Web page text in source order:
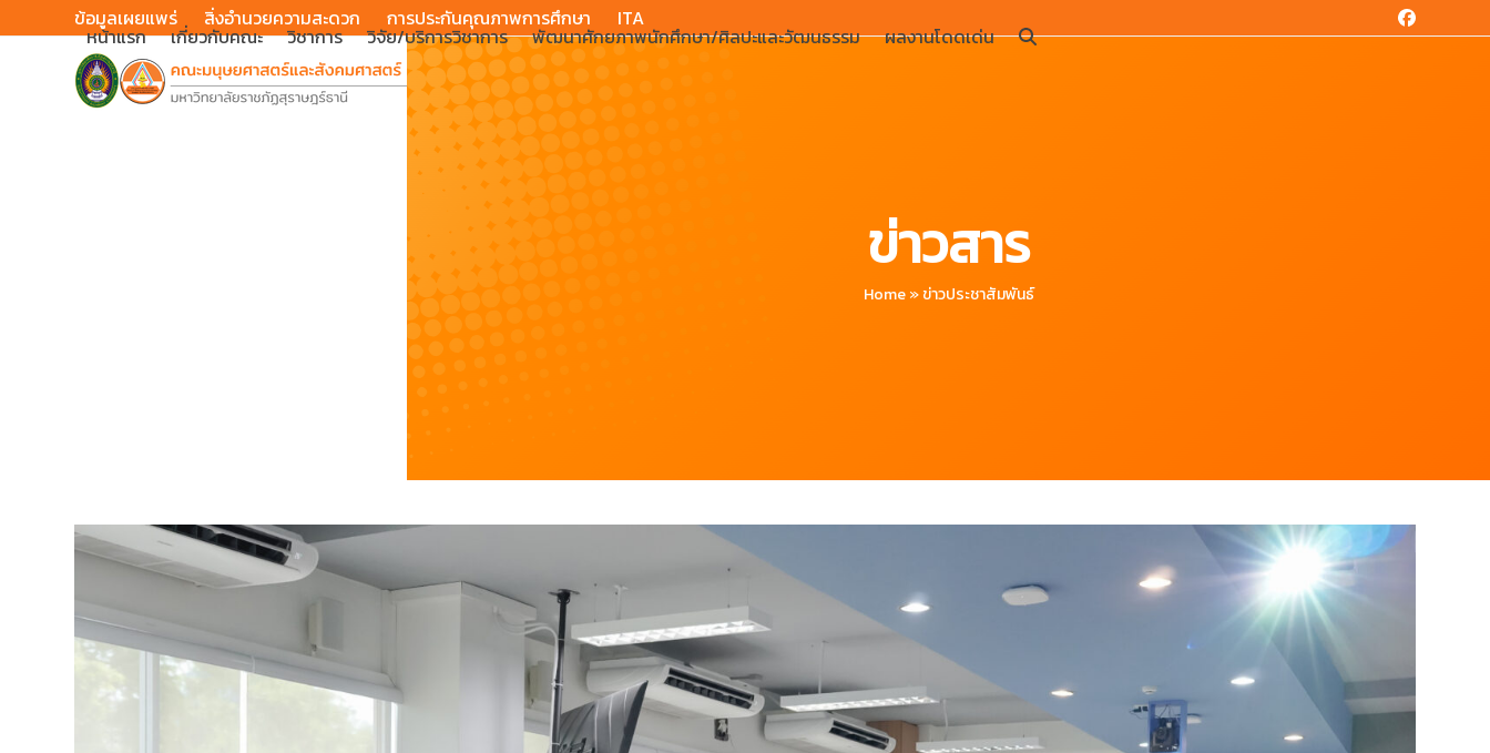
to
ข้อมูลเผยแพร่ สิ่งอำนวยความสะดวก การประกันคุณภาพการศึกษา ITA Facebook
หน้าแรก เกี่ยวกับคณะ วิชาการ วิจัย/บริการวิชาการ พัฒนาศักยภาพนักศึกษา/ศิลปะและวัฒนธรรม ผลงานโดดเด่น
ข่าวสาร
Home»ข่าวประชาสัมพันธ์